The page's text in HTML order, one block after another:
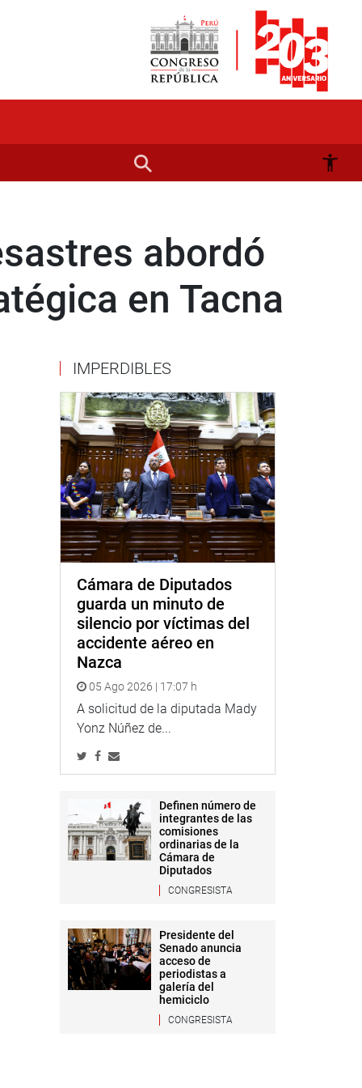
abordó
en Tacna
IMPERDIBLES
Cámara de Diputados
guarda un minuto de
silencio por víctimas del
accidente aéreo en
Nazca
05 Ago 2026 | 17:07 h
A solicitud de la diputada Mady
Yonz Núñez de...
Definen número de
integrantes de las
comisiones
ordinarias de la
Cámara de
Diputados
CONGRESISTA
Presidente del
Senado anuncia
acceso de
periodistas a
galería del
hemiciclo
CONGRESISTA